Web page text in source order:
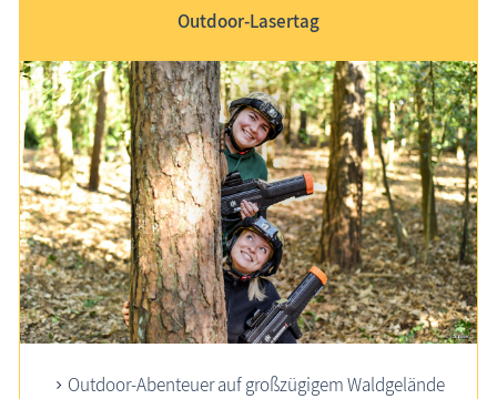
Outdoor-Lasertag
Outdoor-Abenteuer auf großzügigem Wald­gelände